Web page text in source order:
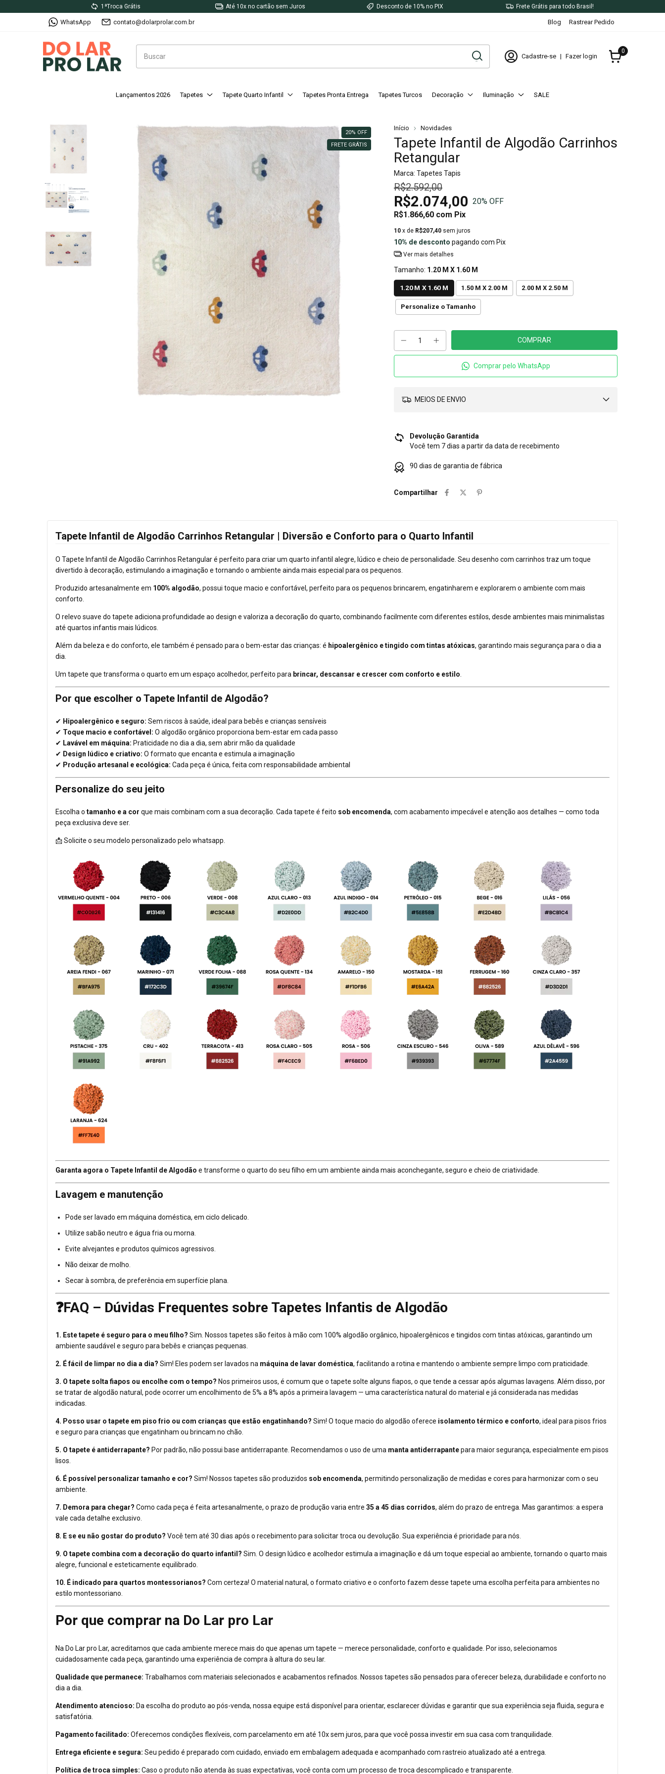
1ªTroca Grátis Até 10x no cartão sem Juros Desconto de 10% no PIX Frete Grátis para todo Brasil!
WhatsApp contato@dolarprolar.com.br Blog Rastrear Pedido
Cadastre-se | Fazer login
0
Lançamentos 2026 Tapetes Tapete Quarto Infantil Tapetes Pronta Entrega Tapetes Turcos Decoração Iluminação SALE
20% OFF
FRETE GRÁTIS
Início Novidades
Tapete Infantil de Algodão Carrinhos
Retangular
Marca: Tapetes Tapis
R$2.592,00
R$2.074,00 20% OFF
R$1.866,60 com Pix
10 x de R$207,40 sem juros
10% de desconto pagando com Pix
Ver mais detalhes
Tamanho: 1.20 M X 1.60 M
1.20 M X 1.60 M 1.50 M X 2.00 M 2.00 M X 2.50 M
Personalize o Tamanho
Comprar pelo WhatsApp
MEIOS DE ENVIO
Devolução Garantida
Você tem 7 dias a partir da data de recebimento
90 dias de garantia de fábrica
Compartilhar
Tapete Infantil de Algodão Carrinhos Retangular | Diversão e Conforto para o Quarto Infantil
O Tapete Infantil de Algodão Carrinhos Retangular é perfeito para criar um quarto infantil alegre, lúdico e cheio de personalidade. Seu desenho com carrinhos traz um toque
divertido à decoração, estimulando a imaginação e tornando o ambiente ainda mais especial para os pequenos.
Produzido artesanalmente em 100% algodão, possui toque macio e confortável, perfeito para os pequenos brincarem, engatinharem e explorarem o ambiente com mais
conforto.
O relevo suave do tapete adiciona profundidade ao design e valoriza a decoração do quarto, combinando facilmente com diferentes estilos, desde ambientes mais minimalistas
até quartos infantis mais lúdicos.
Além da beleza e do conforto, ele também é pensado para o bem-estar das crianças: é hipoalergênico e tingido com tintas atóxicas, garantindo mais segurança para o dia a
dia.
Um tapete que transforma o quarto em um espaço acolhedor, perfeito para brincar, descansar e crescer com conforto e estilo
Por que escolher o Tapete Infantil de Algodão?
✔ Hipoalergênico e seguro: Sem riscos à saúde, ideal para bebês e crianças sensíveis
✔ Toque macio e confortável: O algodão orgânico proporciona bem-estar em cada passo
✔ Lavável em máquina: Praticidade no dia a dia, sem abrir mão da qualidade
✔ Design lúdico e criativo: O formato que encanta e estimula a imaginação
✔ Produção artesanal e ecológica: Cada peça é única, feita com responsabilidade ambiental
Personalize do seu jeito
Escolha o tamanho e a cor que mais combinam com a sua decoração. Cada tapete é feito sob encomenda, com acabamento impecável e atenção aos detalhes — como toda
peça exclusiva deve ser.
📩 Solicite o seu modelo personalizado pelo whatsapp.
Garanta agora o Tapete Infantil de Algodão e transforme o quarto do seu filho em um ambiente ainda mais aconchegante, seguro e cheio de criatividade.
Lavagem e manutenção
Pode ser lavado em máquina doméstica, em ciclo delicado.
Utilize sabão neutro e água fria ou morna.
Evite alvejantes e produtos químicos agressivos.
Não deixar de molho.
Secar à sombra, de preferência em superfície plana.
❓FAQ – Dúvidas Frequentes sobre Tapetes Infantis de Algodão
1. Este tapete é seguro para o meu filho? Sim. Nossos tapetes são feitos à mão com 100% algodão orgânico, hipoalergênicos e tingidos com tintas atóxicas, garantindo um
ambiente saudável e seguro para bebês e crianças pequenas.
2. É fácil de limpar no dia a dia? Sim! Eles podem ser lavados na máquina de lavar doméstica, facilitando a rotina e mantendo o ambiente sempre limpo com praticidade.
3. O tapete solta fiapos ou encolhe com o tempo? Nos primeiros usos, é comum que o tapete solte alguns fiapos, o que tende a cessar após algumas lavagens. Além disso, por
se tratar de algodão natural, pode ocorrer um encolhimento de 5% a 8% após a primeira lavagem — uma característica natural do material e já considerada nas medidas
indicadas.
4. Posso usar o tapete em piso frio ou com crianças que estão engatinhando? Sim! O toque macio do algodão oferece isolamento térmico e conforto, ideal para pisos frios
e seguro para crianças que engatinham ou brincam no chão.
5. O tapete é antiderrapante? Por padrão, não possui base antiderrapante. Recomendamos o uso de uma manta antiderrapantepara maior segurança, especialmente em pisos
lisos.
6. É possível personalizar tamanho e cor? Sim! Nossos tapetes são produzidos sob encomenda, permitindo personalização de medidas e cores para harmonizar com o seu
ambiente.
7. Demora para chegar? Como cada peça é feita artesanalmente, o prazo de produção varia entre 35 a 45 dias corridos, além do prazo de entrega. Mas garantimos: a espera
vale cada detalhe exclusivo.
8. E se eu não gostar do produto? Você tem até 30 dias após o recebimento para solicitar troca ou devolução. Sua experiência é prioridade para nós.
9. O tapete combina com a decoração do quarto infantil? Sim. O design lúdico e acolhedor estimula a imaginação e dá um toque especial ao ambiente, tornando o quarto mais
alegre, funcional e esteticamente equilibrado.
10. É indicado para quartos montessorianos? Com certeza! O material natural, o formato criativo e o conforto fazem desse tapete uma escolha perfeita para ambientes no
estilo montessoriano.
Por que comprar na Do Lar pro Lar
Na Do Lar pro Lar, acreditamos que cada ambiente merece mais do que apenas um tapete — merece personalidade, conforto e qualidade. Por isso, selecionamos
cuidadosamente cada peça, garantindo uma experiência de compra à altura do seu lar.
Qualidade que permanece: Trabalhamos com materiais selecionados e acabamentos refinados. Nossos tapetes são pensados para oferecer beleza, durabilidade e conforto no
dia a dia.
Atendimento atencioso: Da escolha do produto ao pós-venda, nossa equipe está disponível para orientar, esclarecer dúvidas e garantir que sua experiência seja fluida, segura e
satisfatória.
Pagamento facilitado: Oferecemos condições flexíveis, com parcelamento em até 10x sem juros, para que você possa investir em sua casa com tranquilidade.
Entrega eficiente e segura: Seu pedido é preparado com cuidado, enviado em embalagem adequada e acompanhado com rastreio atualizado até a entrega.
Política de troca simples: Caso o produto não atenda às suas expectativas, você conta com um processo de troca descomplicado e transparente.